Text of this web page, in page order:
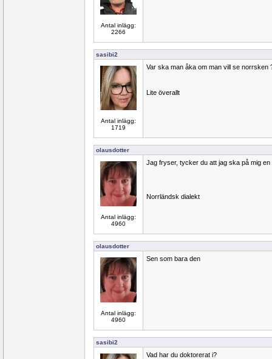
Antal inlägg:
2266
sasibi2
Antal inlägg:
1719
Var ska man åka om man vill se norrsken
Lite överallt
olausdotter
Antal inlägg:
4960
Jag fryser, tycker du att jag ska på mig en
Norrländsk dialekt
olausdotter
Antal inlägg:
4960
Sen som bara den
sasibi2
Vad har du doktorerat i?